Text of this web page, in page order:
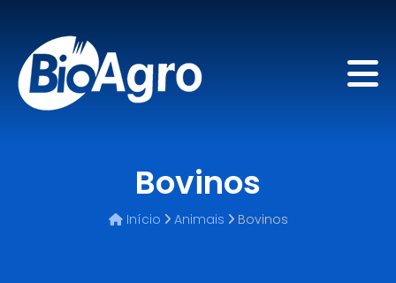
Bovinos
Início Animais Bovinos